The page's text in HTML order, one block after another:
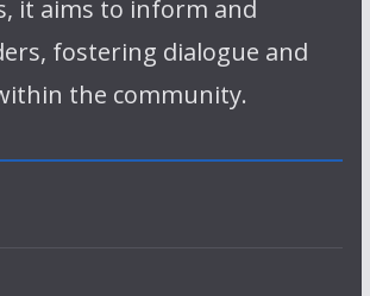
it aims to inform and
fostering dialogue and
the community.